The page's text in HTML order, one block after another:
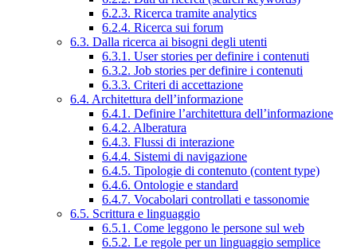
6.2.3. Ricerca tramite analytics
6.2.4. Ricerca sui forum
6.3. Dalla ricerca ai bisogni degli utenti
6.3.1. User stories per definire i contenuti
6.3.2. Job stories per definire i contenuti
6.3.3. Criteri di accettazione
6.4. Architettura dell’informazione
6.4.1. Definire l’architettura dell’informazione
6.4.2. Alberatura
6.4.3. Flussi di interazione
6.4.4. Sistemi di navigazione
6.4.5. Tipologie di contenuto (content type)
6.4.6. Ontologie e standard
6.4.7. Vocabolari controllati e tassonomie
6.5. Scrittura e linguaggio
6.5.1. Come leggono le persone sul web
6.5.2. Le regole per un linguaggio semplice